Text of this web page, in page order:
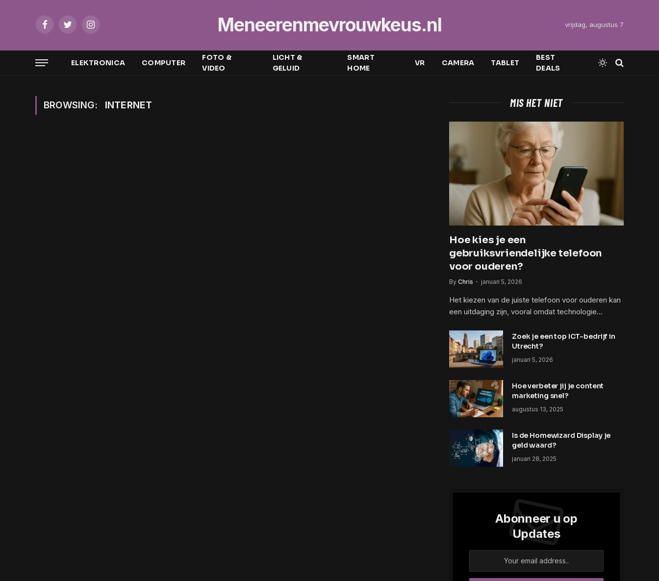
FacebookTwitterInstagram Meneerenmevrouwkeus.nl vrijdag, augustus 7
ELEKTRONICA COMPUTER
FOTO &
VIDEO
LICHT &
GELUID
SMART
HOME
VR CAMERA TABLET
BEST
DEALS
BROWSING: INTERNET MIS HET NIET
Hoe kies je een
gebruiksvriendelijke telefoon
voor ouderen?
By Chris januari 5, 2026
Het kiezen van de juiste telefoon voor ouderen kan
een uitdaging zijn, vooral omdat technologie…
Zoek je een top ICT-bedrijf in
Utrecht?
januari 5, 2026
Hoe verbeter jij je content
marketing snel?
augustus 13, 2025
Is de Homewizard Display je
geld waard?
januari 28, 2025
Abonneer u op
Updates